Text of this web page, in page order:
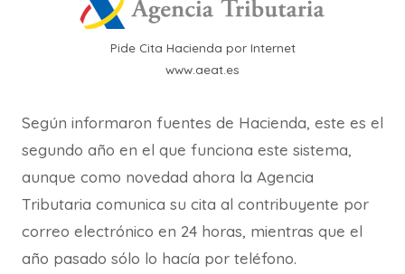
Pide Cita Hacienda por Internet
www.aeat.es
Según informaron fuentes de Hacienda, este es el
segundo año en el que funciona este sistema,
aunque como novedad ahora la Agencia
Tributaria comunica su cita al contribuyente por
correo electrónico en 24 horas, mientras que el
año pasado sólo lo hacía por teléfono.